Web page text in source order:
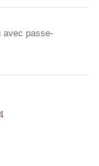
avec passe-